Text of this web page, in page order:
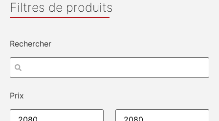
Filtres de produits
Rechercher
Prix